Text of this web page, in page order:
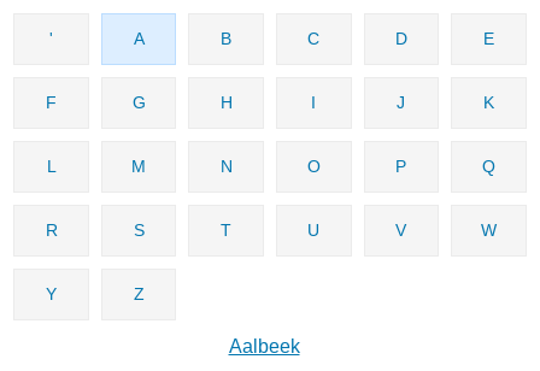
' A B C D E
F G H I J K
L M N O P Q
R S T U V W
Y Z
Aalbeek